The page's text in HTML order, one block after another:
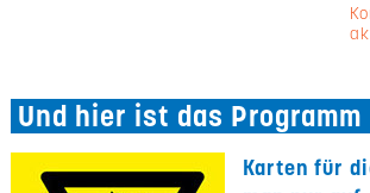
Und hier ist das Programm
Karten für